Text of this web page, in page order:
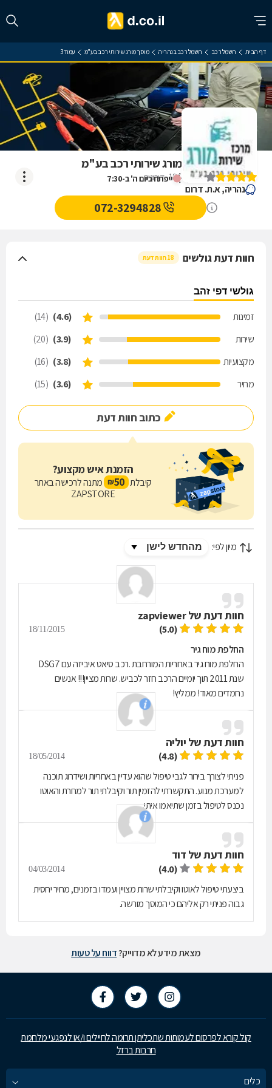
דף הבית חשמל רכב חשמל רכב בנהריה מוסך מורג שירותי רכב בע"מ עמוד 3
ייפתח ביום ה' ב-7:30
ביקורת על מוסך מורג שירותי רכב בע"מ
4
)
18דירוגים
נהריה, א.ת. דרום
072-3294828
חוות דעת גולשים 18 חוות דעת
גולשי דפי זהב
זמינות (4.6)
(14)
שירות
(3.9)
(20)
מקצועיות
(3.8)
(16)
מחיר
(3.6)
(15)
כתוב חוות דעת
הזמנת איש מקצוע?
קיבלת 50
₪ מתנה לרכישה באתר
ZAPSTORE
מיון לפי:
חוות דעת שלzapviewer
(5.0)
18/11/2015
החלפת מוח גיר
החלפת מוח גיר באחריות המורחבת .רכב סיאט איביזה עם DSG7
שנת 2011 תוך יומיים הרכב חזר לכביש. שרות מציין!!! אנשים
נחמדים מאוד! ממליץ!
חוות דעת של יוליה
(4.8)
18/05/2014
פניתי לצורך בירור לגבי טיפול שהוא עדיין באחריות ושידרוג תוכנה
למערכת מנוע. התקשרתי להזמין תור וקיבלתי תור למחרת והאוטו
נכנס לטיפול בזמן שתיאמו איתי.
חוות דעת של דוד
(4.0)
04/03/2014
ביצעתי טיפול לאוטו וקיבלתי שרות מצויין ועמדו בזמנים, מחיר יחסית
גבוה פניתי רק אליהם כי המוסך מורשה.
מצאת מידע לא מדוייק?דווח על טעות
קול קורא לפרסום לעמותות שתכליתן תרומה לחיילים ו/או לנפגעי מלחמת
חרבות ברזל
כלים